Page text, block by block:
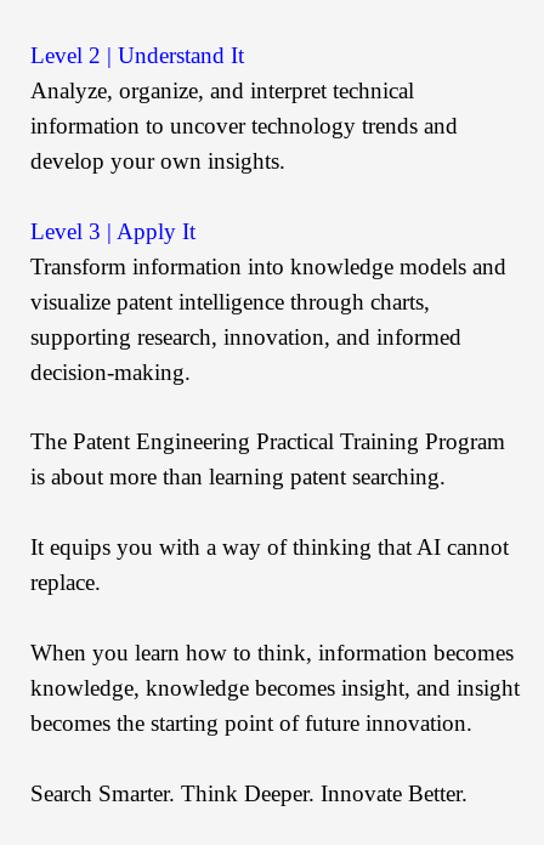
Level 2 | Understand It
Analyze, organize, and interpret technical
information to uncover technology trends and
develop your own insights.
Level 3 | Apply It
Transform information into knowledge models and
visualize patent intelligence through charts,
supporting research, innovation, and informed
decision-making.
The Patent Engineering Practical Training Program
is about more than learning patent searching.
It equips you with a way of thinking that AI cannot
replace.
When you learn how to think, information becomes
knowledge, knowledge becomes insight, and insight
becomes the starting point of future innovation.
Search Smarter. Think Deeper. Innovate Better.